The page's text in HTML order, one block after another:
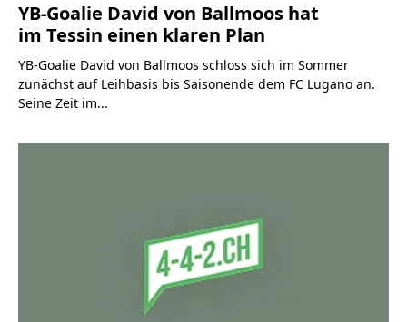
YB-Goalie David von Ballmoos hat
im Tessin einen klaren Plan
YB-Goalie David von Ballmoos schloss sich im Sommer
zunächst auf Leihbasis bis Saisonende dem FC Lugano an.
Seine Zeit im...